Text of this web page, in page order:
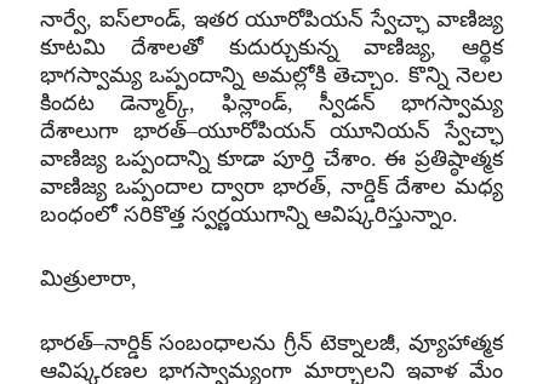
నార్వే, ఐస్‌లాండ్‌, ఇతర యూరోపియన్‌ స్వేచ్ఛా వాణిజ్య
కూటమి దేశాలతో కుదుర్చుకున్న వాణిజ్య,ఆర్థిక
భాగస్వామ్య ఒప్పందాన్ని అమల్లోకి తెచ్చాం. కొన్ని నెలల
కిందట డెన్మార్క్‌, ఫిన్లాండ్‌, స్వీడన్‌ భాగస్వామ్య
దేశాలుగా భారత్‌–యూరోపియన్‌ యూనియన్‌ స్వేచ్ఛా
వాణిజ్య ఒప్పందాన్ని కూడా పూర్తి చేశాం.ఈ ప్రతిష్ఠాత్మక
వాణిజ్య ఒప్పందాల ద్వారా భారత్‌, నార్డిక్‌ దేశాల మధ్య
బంధంలో సరికొత్త స్వర్ణయుగాన్ని ఆవిష్కరిస్తున్నాం.
మిత్రులారా,
భారత్‌–నార్డిక్ సంబంధాలను గ్రీన్‌ టెక్నాలజీ,వ్యూహాత్మక
ఆవిష్కరణల భాగస్వామ్యంగా మార్చాలని ఇవాళ మేం